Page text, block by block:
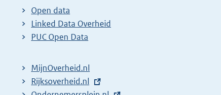
t
e
r
l
i
Open data
Linked Data Overheid
PUC Open Data
MijnOverheid.nl
E
Rijksoverheid.nl